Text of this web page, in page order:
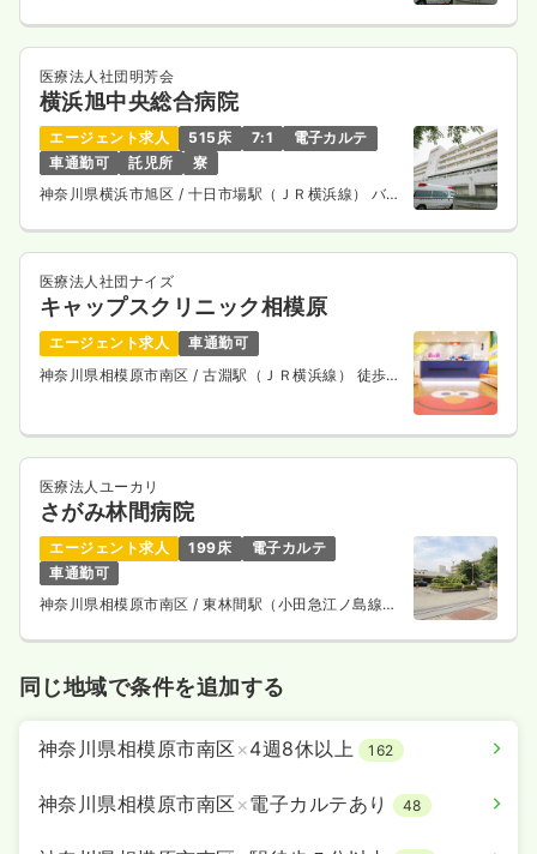
医療法人社団明芳会
横浜旭中央総合病院
エージェント求人 515床 7:1
電子カルテ
車通勤可
託児所
寮
神奈川県横浜市旭区 / 十日市場駅（ＪＲ横浜線） バス
医療法人社団ナイズ
キャップスクリニック相模原
エージェント求人
車通勤可
神奈川県相模原市南区 / 古淵駅（ＪＲ横浜線） 徒歩
医療法人ユーカリ
さがみ林間病院
エージェント求人 199床
電子カルテ
車通勤可
神奈川県相模原市南区/ 東林間駅（小田急江ノ島線）
同じ地域で条件を追加する
神奈川県相模原市南区 ×4週8休以上 162
神奈川県相模原市南区 ×電子カルテあり 48